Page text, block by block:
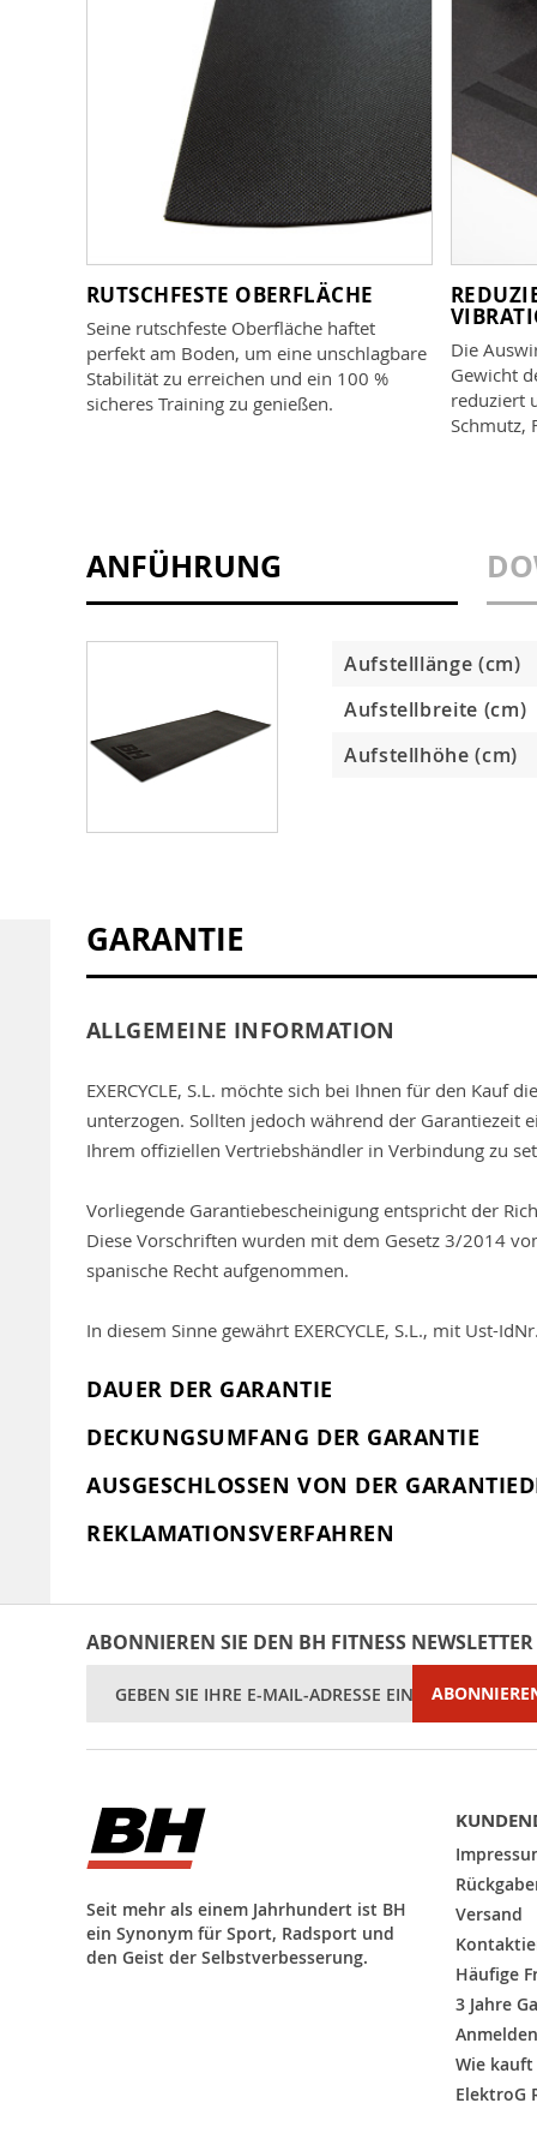
RUTSCHFESTE OBERFLÄCHE
Seine rutschfeste Oberfläche haftet
perfekt am Boden, um eine unschlagbare
Stabilität zu erreichen und ein 100 %
sicheres Training zu genießen.
Die
Gewicht
reduziert
Schmutz,
ANFÜHRUNG
Aufstelllänge (cm)
Aufstellbreite (cm)
Aufstellhöhe (cm)
GARANTIE
ALLGEMEINE INFORMATION
EXERCYCLE, S.L. möchte sich bei Ihnen für den
unterzogen. Sollten jedoch während der
Ihrem offiziellen Vertriebshändler in Verbindung zu
Vorliegende Garantiebescheinigung entspricht der
Diese Vorschriften wurden mit dem Gesetz 3/2014
spanische Recht aufgenommen.
In diesem Sinne gewährt EXERCYCLE, S.L., mit Ust-
DAUER DER GARANTIE
DECKUNGSUMFANG DER GARANTIE
AUSGESCHLOSSEN VON DER
REKLAMATIONSVERFAHREN
ABONNIEREN SIE DEN BH FITNESS NEWSLETTER
für
an:
Seit mehr als einem Jahrhundert ist BH
ein Synonym für Sport, Radsport und
den Geist der Selbstverbesserung.
Versand
Häufige
3 Jahre
Anmelden
Wie kauft
ElektroG